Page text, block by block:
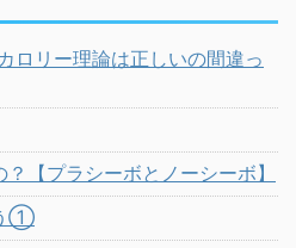
リー理論は正しいの間違っ
【プラシーボとノーシーボ】
①